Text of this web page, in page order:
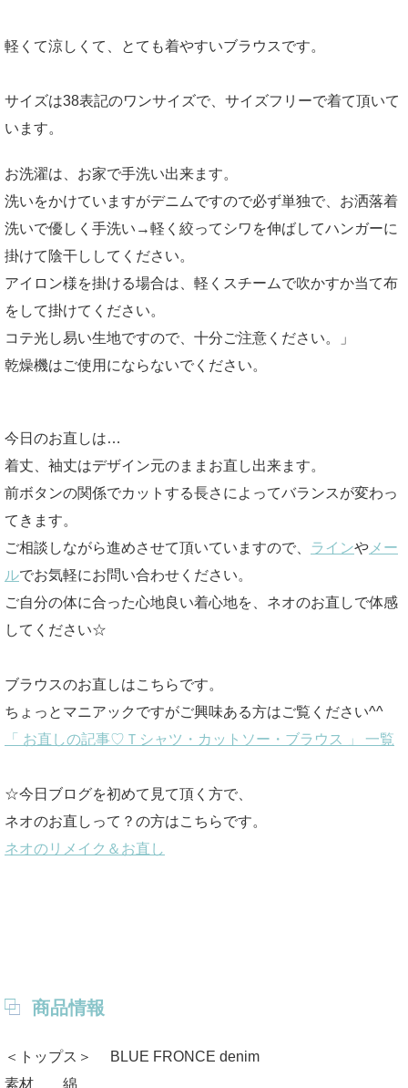
軽くて涼しくて、とても着やすいブラウスです。
サイズは38表記のワンサイズで、サイズフリーで着て頂いて
います。
お洗濯は、お家で手洗い出来ます。
洗いをかけていますがデニムですので必ず単独で、お洒落着
洗いで優しく手洗い→軽く絞ってシワを伸ばしてハンガーに
掛けて陰干ししてください。
アイロン様を掛ける場合は、軽くスチームで吹かすか当て布
をして掛けてください。
コテ光し易い生地ですので、十分ご注意ください。」
乾燥機はご使用にならないでください。
今日のお直しは…
着丈、袖丈はデザイン元のままお直し出来ます。
前ボタンの関係でカットする長さによってバランスが変わっ
てきます。
ご相談しながら進めさせて頂いていますので、
ラインや メー
ルでお気軽にお問い合わせください。
ご自分の体に合った心地良い着心地を、ネオのお直しで体感
してください☆
ブラウスのお直しはこちらです。
ちょっとマニアックですがご興味ある方はご覧ください^^
「 お直しの記事♡Ｔシャツ・カットソー・ブラウス 」 一覧
☆今日ブログを初めて見て頂く方で、
ネオのお直しって？の方はこちらです。
ネオのリメイク＆お直し
商品情報
＜トップス＞ BLUE FRONCE denim
素材 綿